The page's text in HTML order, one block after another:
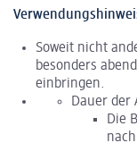
Soweit nicht
besonders
einbringen.
Dauer der
Die